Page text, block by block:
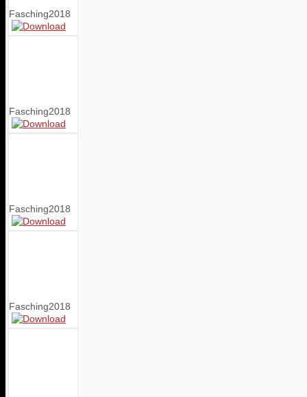
Fasching2018
Fasching2018
Fasching2018
Fasching2018